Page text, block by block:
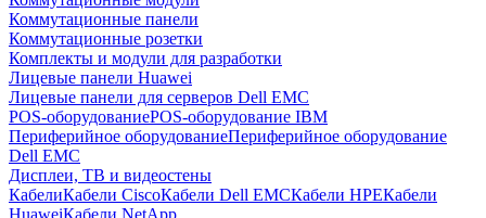
Коммутационные панели
Коммутационные розетки
Комплекты и модули для разработки
Лицевые панели Huawei
Лицевые панели для серверов Dell EMC
POS-оборудованиеPOS-оборудование IBM
Периферийное оборудованиеПериферийное оборудование
Dell EMC
Дисплеи, ТВ и видеостены
КабелиКабели CiscoКабели Dell EMCКабели HPEКабели
HuaweiКабели NetApp